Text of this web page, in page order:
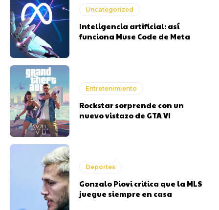
Uncategorized
Inteligencia artificial: así
funciona Muse Code de Meta
Entretenimiento
Rockstar sorprende con un
nuevo vistazo de GTA VI
Deportes
Gonzalo Piovi critica que la MLS
juegue siempre en casa